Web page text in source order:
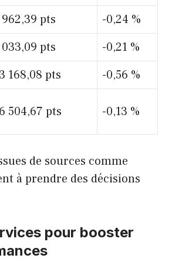
pts
-0,24 %
pts
-0,21 %
168,08 pts
-0,56 %
504,67 pts -0,13 %
de sources comme
à prendre des décisions
pour booster